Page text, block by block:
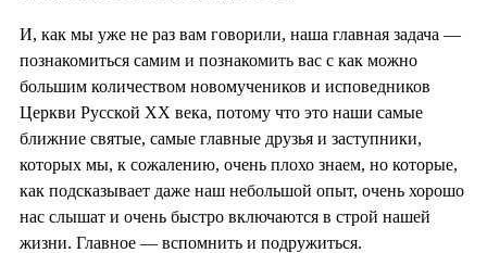
И, как мы уже не раз вам говорили, наша главная задача —
познакомиться самим и познакомить вас с как можно
большим количеством новомучеников и исповедников
Церкви Русской XX века, потому что это наши самые
ближние святые, самые главные друзья и заступники,
которых мы, к сожалению, очень плохо знаем, но которые,
как подсказывает даже наш небольшой опыт, очень хорошо
нас слышат и очень быстро включаются в строй нашей
жизни. Главное — вспомнить и подружиться.